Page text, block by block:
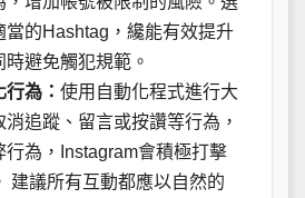
當的Hashtag，纔能有效提升
時避免觸犯規範。
為： 使用自動化程式進行大
消追蹤、留言或按讚等行為，
行為，Instagram會積極打擊
建議所有互動都應以自然的